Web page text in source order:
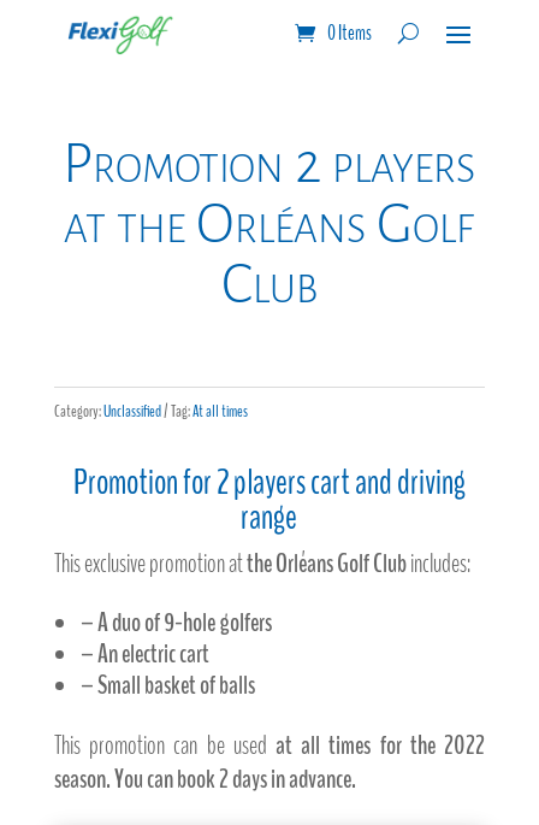
0 Items
Promotion 2 players
at the Orléans Golf
Club
Category:Unclassified Tag:At all times
Promotion for 2 players cart and driving
range
This exclusive promotion atthe Orléans Golf Clubincludes:
– A duo of 9-hole golfers
– An electric cart
– Small basket of balls
This promotion can be used at all times for the 2022
season. You can book 2 days in advance.